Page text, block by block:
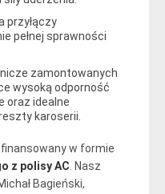
przyłączy
pełnej sprawności
zamontowanych
wysoką odporność
oraz idealne
karoserii.
w formie
z polisy AC . Nasz
Bagieński,